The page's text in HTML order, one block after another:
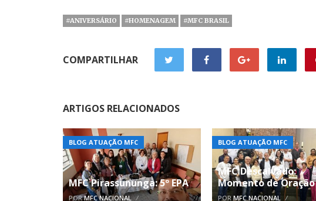
#ANIVERSÁRIO #HOMENAGEM #MFC BRASIL
COMPARTILHAR
ARTIGOS RELACIONADOS
BLOG ATUAÇÃO MFC
MFC Pirassununga: 5º EPA
PORMFC NACIONAL
BLOG ATUAÇÃO MFC
MFC Descalvado:
Momento de Oração
PORMFC NACIONAL